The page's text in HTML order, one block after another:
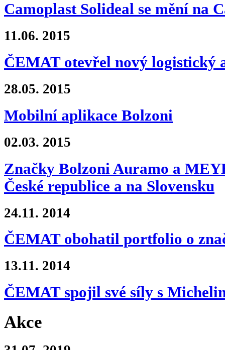
Camoplast Solideal se mění na
11.06. 2015
ČEMAT otevřel nový logistický
28.05. 2015
Mobilní aplikace Bolzoni
02.03. 2015
Značky Bolzoni Auramo a
České republice a na Slovensku
24.11. 2014
ČEMAT obohatil portfolio o
13.11. 2014
ČEMAT spojil své síly s
Akce